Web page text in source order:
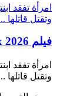
امرأة تفقد
وتقتل قاتلها
فيلم Redux Redux 2026 مترجم HD
امرأة تفقد
وتقتل قاتلها